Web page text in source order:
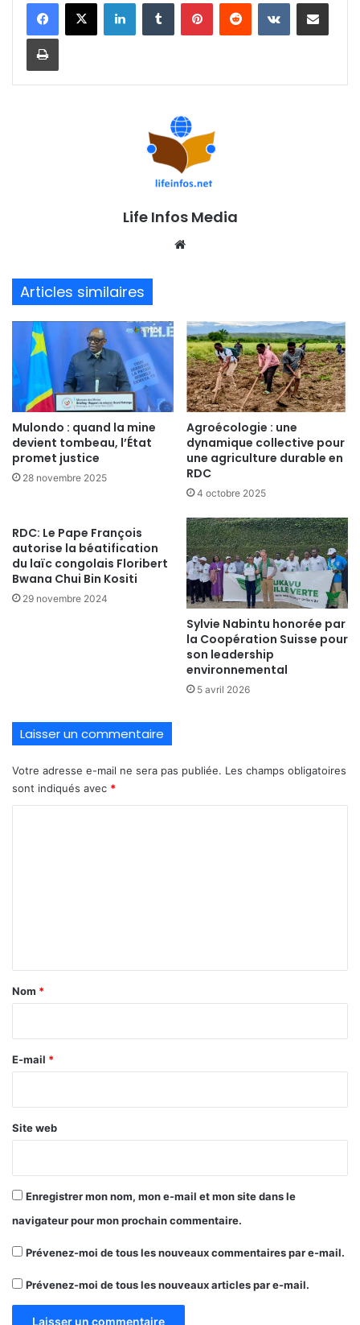
Life Infos Media
Articles similaires
Mulondo : quand la mine
devient tombeau, l’État
promet justice
28 novembre 2025
Agroécologie : une
dynamique collective pour
une agriculture durable en
RDC
4 octobre 2025
RDC: Le Pape François
autorise la béatification
du laïc congolais Floribert
Bwana Chui Bin Kositi
29 novembre 2024
Sylvie Nabintu honorée par
la Coopération Suisse pour
son leadership
environnemental
5 avril 2026
Laisser un commentaire
Votre adresse e-mail ne sera pas publiée. Les champs obligatoires
sont indiqués avec *
a
e
Nom *
E-mail *
Site web
Enregistrer mon nom, mon e-mail et mon site dans le
navigateur pour mon prochain commentaire.
Prévenez-moi de tous les nouveaux commentaires par e-mail.
Prévenez-moi de tous les nouveaux articles par e-mail.